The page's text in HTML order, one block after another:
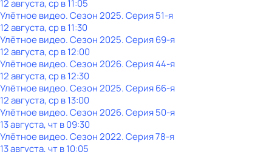
12 августа, ср в 11:05
Улётное видео. Сезон 2025. Серия 51-я
12 августа, ср в 11:30
Улётное видео. Сезон 2025. Серия 69-я
12 августа, ср в 12:00
Улётное видео. Сезон 2026. Серия 44-я
12 августа, ср в 12:30
Улётное видео. Сезон 2025. Серия 66-я
12 августа, ср в 13:00
Улётное видео. Сезон 2026. Серия 50-я
13 августа, чт в 09:30
Улётное видео. Сезон 2022. Серия 78-я
13 августа, чт в 10:05